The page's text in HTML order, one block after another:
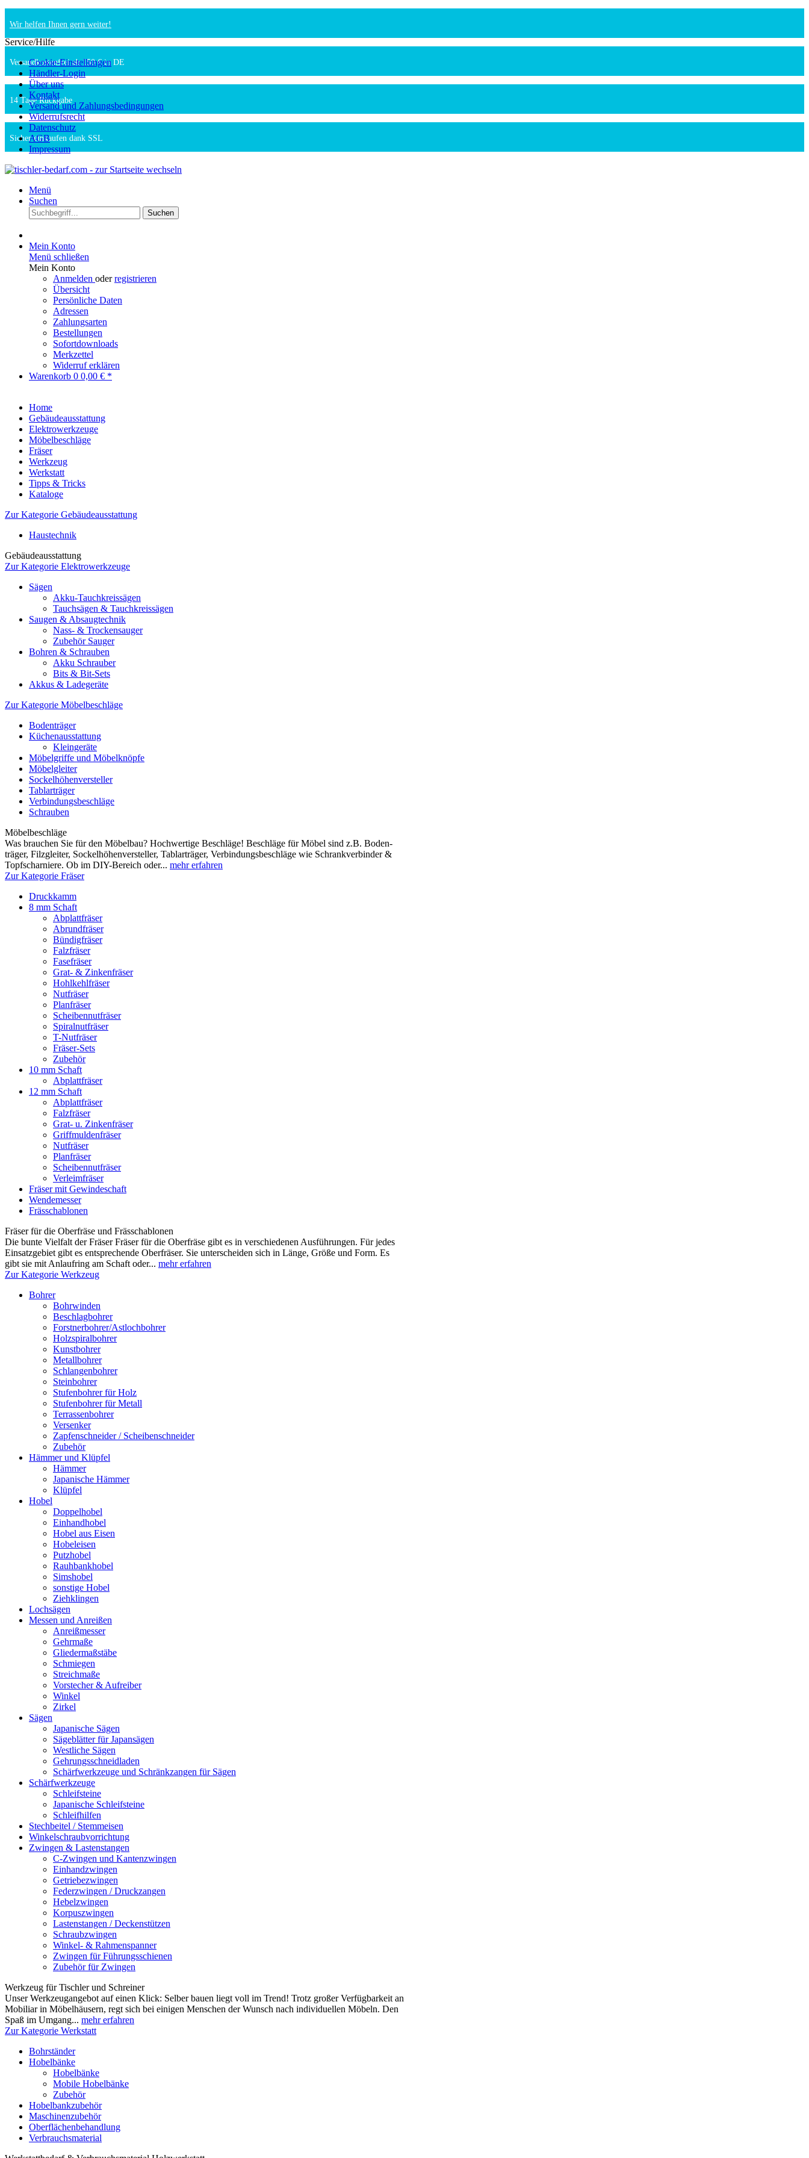
Wir helfen Ihnen gern weiter!
Versandkostenfrei ab 150 € in DE
14 Tage Rückgabe
Sicher einkaufen dank SSL
Service/Hilfe
Cookie-Einstellungen
Händler-Login
Über uns
Kontakt
Versand und Zahlungsbedingungen
Widerrufsrecht
Datenschutz
AGB
Impressum
Menü
Suchen
Suchen
Mein Konto
Menü schließen
Mein Konto
Anmelden oderregistrieren
Übersicht
Persönliche Daten
Adressen
Zahlungsarten
Bestellungen
Sofortdownloads
Merkzettel
Widerruf erklären
Warenkorb 0 0,00 € *
Home
Gebäudeausstattung
Elektrowerkzeuge
Möbelbeschläge
Fräser
Werkzeug
Werkstatt
Tipps & Tricks
Kataloge
Zur Kategorie Gebäudeausstattung
Haustechnik
Gebäudeausstattung
Zur Kategorie Elektrowerkzeuge
Sägen
Akku-Tauchkreissägen
Tauchsägen & Tauchkreissägen
Saugen & Absaugtechnik
Nass- & Trockensauger
Zubehör Sauger
Bohren & Schrauben
Akku Schrauber
Bits & Bit-Sets
Akkus & Ladegeräte
Zur Kategorie Möbelbeschläge
Bodenträger
Küchenausstattung
Kleingeräte
Möbelgriffe und Möbelknöpfe
Möbelgleiter
Sockelhöhenversteller
Tablarträger
Verbindungsbeschläge
Schrauben
Möbelbeschläge
Was brauchen Sie für den Möbelbau? Hochwertige Beschläge! Beschläge für Möbel sind z.B. Boden­
träger, Filzgleiter, Sockelhöhen­versteller, Tablar­träger, Verbindungs­beschläge wie Schrank­verbinder &
Topfscharniere. Ob im DIY-Bereich oder... mehr erfahren
Zur Kategorie Fräser
Druckkamm
8 mm Schaft
Abplattfräser
Abrundfräser
Bündigfräser
Falzfräser
Fasefräser
Grat- & Zinkenfräser
Hohlkehlfräser
Nutfräser
Planfräser
Scheibennutfräser
Spiralnutfräser
T-Nutfräser
Fräser-Sets
Zubehör
10 mm Schaft
Abplattfräser
12 mm Schaft
Abplattfräser
Falzfräser
Grat- u. Zinkenfräser
Griffmuldenfräser
Nutfräser
Planfräser
Scheibennutfräser
Verleimfräser
Fräser mit Gewindeschaft
Wendemesser
Frässchablonen
Fräser für die Oberfräse und Frässchablonen
Die bunte Vielfalt der Fräser Fräser für die Oberfräse gibt es in verschiedenen Ausführungen. Für jedes
Einsatzgebiet gibt es entsprechende Oberfräser. Sie unterscheiden sich in Länge, Größe und Form. Es
gibt sie mit Anlaufring am Schaft oder... mehr erfahren
Zur Kategorie Werkzeug
Bohrer
Bohrwinden
Beschlagbohrer
Forstnerbohrer/Astlochbohrer
Holzspiralbohrer
Kunstbohrer
Metallbohrer
Schlangenbohrer
Steinbohrer
Stufenbohrer für Holz
Stufenbohrer für Metall
Terrassenbohrer
Versenker
Zapfenschneider / Scheibenschneider
Zubehör
Hämmer und Klüpfel
Hämmer
Japanische Hämmer
Klüpfel
Hobel
Doppelhobel
Einhandhobel
Hobel aus Eisen
Hobeleisen
Putzhobel
Rauhbankhobel
Simshobel
sonstige Hobel
Ziehklingen
Lochsägen
Messen und Anreißen
Anreißmesser
Gehrmaße
Gliedermaßstäbe
Schmiegen
Streichmaße
Vorstecher & Aufreiber
Winkel
Zirkel
Sägen
Japanische Sägen
Sägeblätter für Japansägen
Westliche Sägen
Gehrungsschneidladen
Schärfwerkzeuge und Schränkzangen für Sägen
Schärfwerkzeuge
Schleifsteine
Japanische Schleifsteine
Schleifhilfen
Stechbeitel / Stemmeisen
Winkelschraubvorrichtung
Zwingen & Lastenstangen
C-Zwingen und Kantenzwingen
Einhandzwingen
Getriebezwingen
Federzwingen / Druckzangen
Hebelzwingen
Korpuszwingen
Lastenstangen / Deckenstützen
Schraubzwingen
Winkel- & Rahmenspanner
Zwingen für Führungsschienen
Zubehör für Zwingen
Werkzeug für Tischler und Schreiner
Unser Werkzeugangebot auf einen Klick: Selber bauen liegt voll im Trend! Trotz großer Verfügbarkeit an
Mobiliar in Möbelhäusern, regt sich bei einigen Menschen der Wunsch nach individuellen Möbeln. Den
Spaß im Umgang... mehr erfahren
Zur Kategorie Werkstatt
Bohrständer
Hobelbänke
Hobelbänke
Mobile Hobelbänke
Zubehör
Hobelbankzubehör
Maschinenzubehör
Oberflächenbehandlung
Verbrauchsmaterial